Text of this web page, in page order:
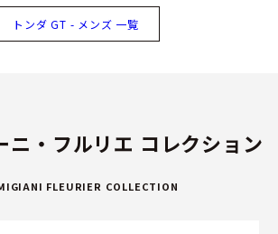
トンダ GT - メンズ 一覧
ニ・フルリエ コレクション
FLEURIER COLLECTION